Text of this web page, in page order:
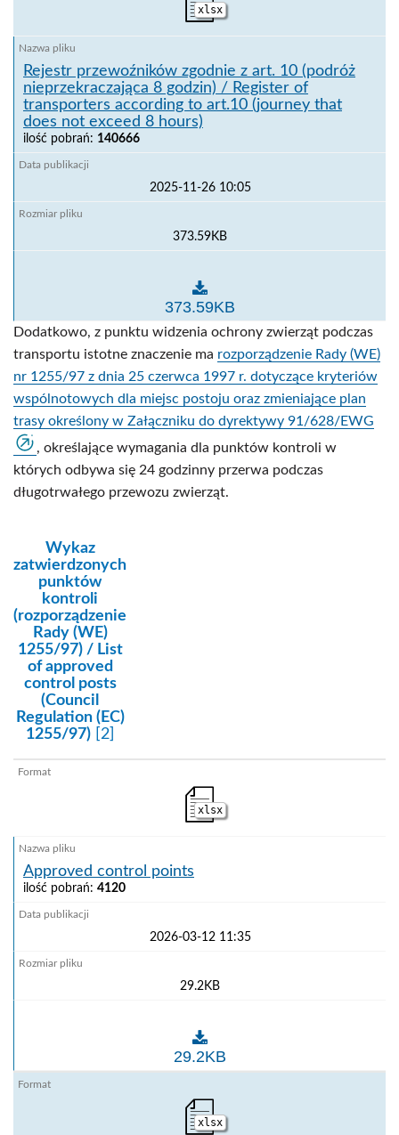
xlsx
Rejestr przewoźników zgodnie z art. 10 (podróż
nieprzekraczająca 8 godzin) / Register of
transporters according to art.10 (journey that
does not exceed 8 hours)
ilość pobrań: 140666
2025-11-26 10:05
373.59KB
Rejestr przewoźników zgodnie z art. 10 (podróż
373.59KB
Dodatkowo, z punktu widzenia ochrony zwierząt podczas
transportu istotne znaczenie ma rozporządzenie Rady (WE)
nr 1255/97 z dnia 25 czerwca 1997 r. dotyczące kryteriów
wspólnotowych dla miejsc postoju oraz zmieniające plan
trasy określony w Załączniku do dyrektywy 91/628/EWG
, określające wymagania dla punktów kontroli w
których odbywa się 24 godzinny przerwa podczas
długotrwałego przewozu zwierząt.
kategoria:
Wykaz
zatwierdzonych
punktów
kontroli
(rozporządzenie
Rady (WE)
1255/97) / List
of approved
control posts
(Council
Regulation (EC)
1255/97)[2]
xlsx
Approved control points
ilość pobrań: 4120
2026-03-12 11:35
29.2KB
Approved control points29.2KB
xlsx